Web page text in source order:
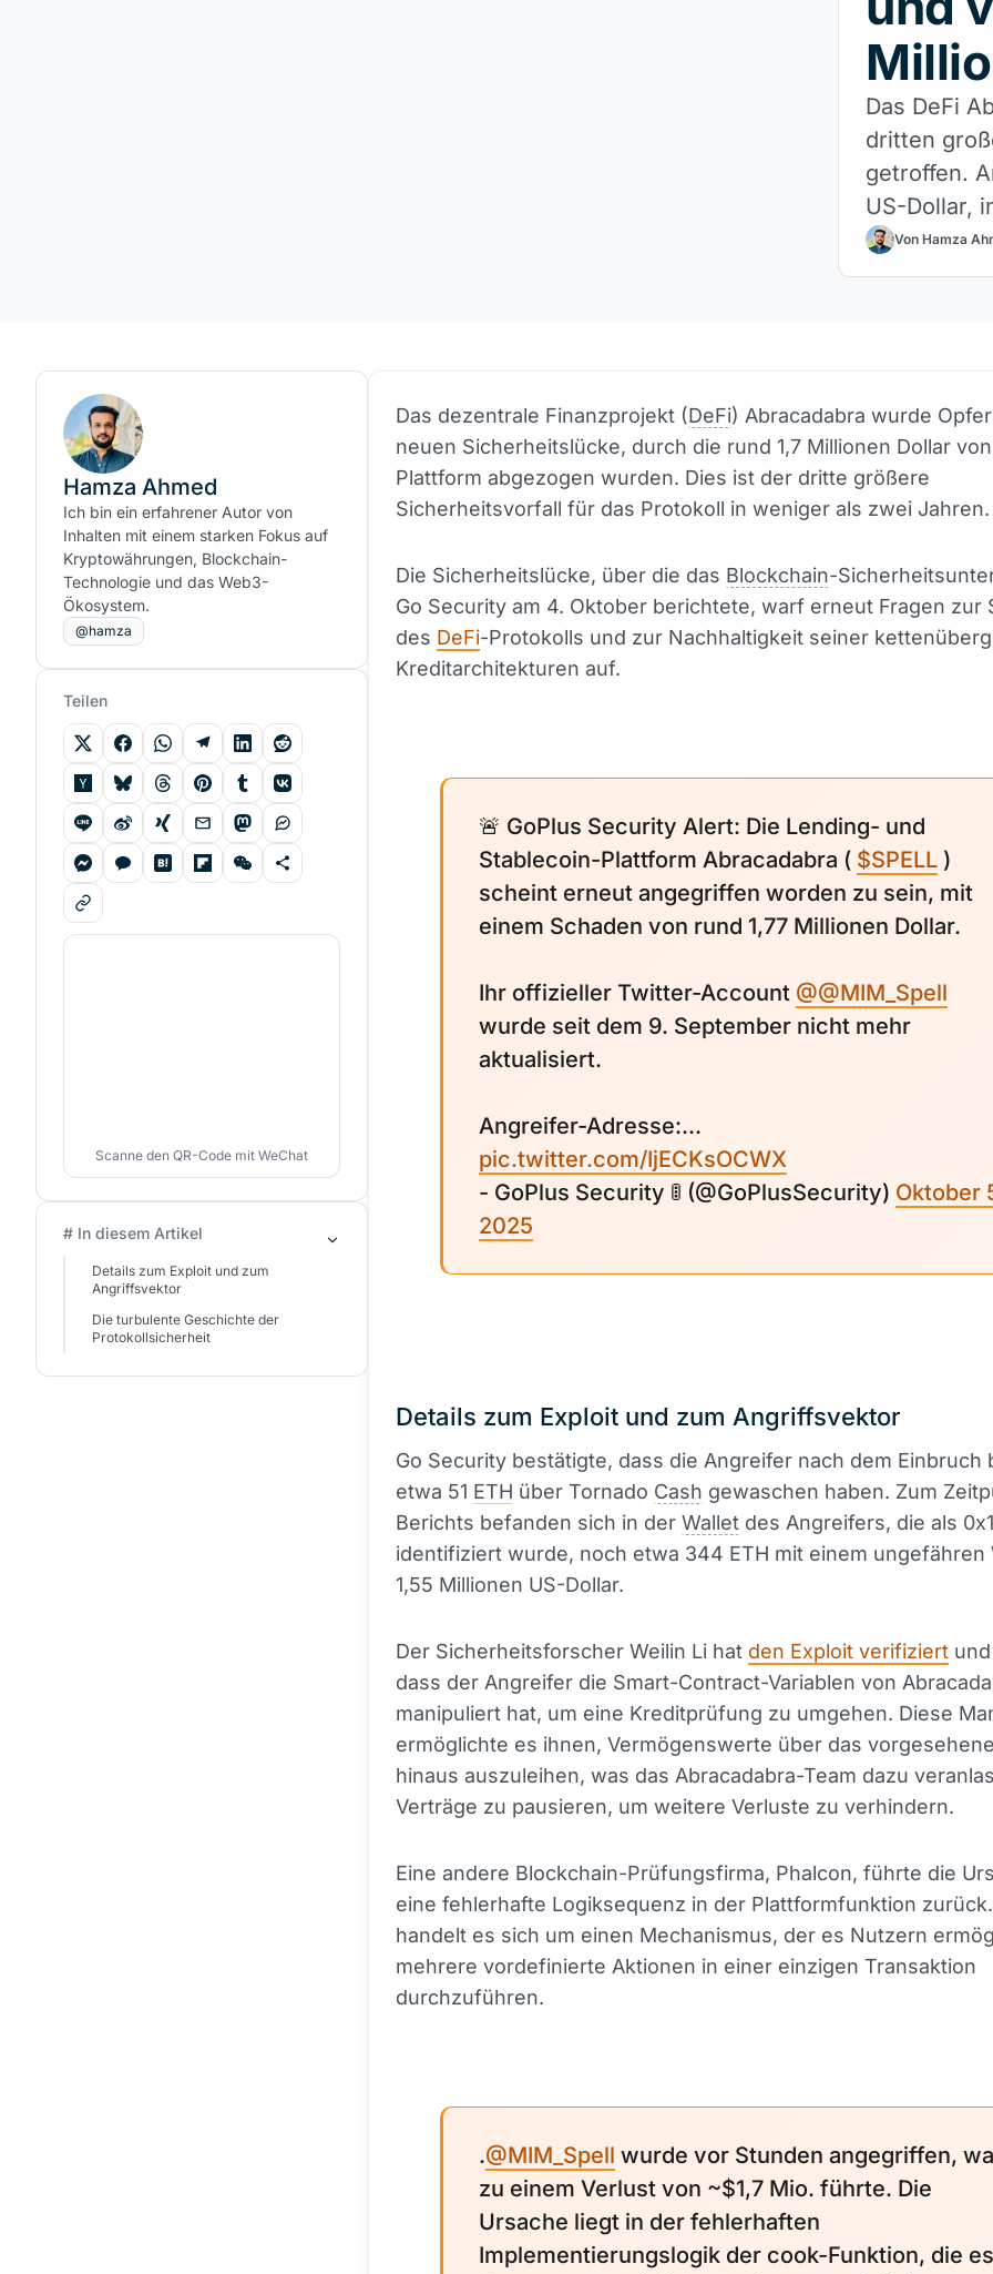
Das DeFi
dritten
getroffen.
US-Dollar,
Contracts
Von Hamza
Das dezentrale Finanzprojekt (DeFi) Abracadabra wurde
neuen Sicherheitslücke, durch die rund 1,7 Millionen Dollar
Plattform abgezogen wurden. Dies ist der dritte größere
Sicherheitsvorfall für das Protokoll in weniger als zwei Jahren.
Die Sicherheitslücke, über die das Blockchain-
Go Security am 4. Oktober berichtete, warf erneut Fragen zur
des DeFi-Protokolls und zur Nachhaltigkeit seiner
Kreditarchitekturen auf.
🚨 GoPlus Security Alert: Die Lending- und
Stablecoin-Plattform Abracadabra ( $SPELL )
scheint erneut angegriffen worden zu sein, mit
einem Schaden von rund 1,77 Millionen Dollar.
Ihr offizieller Twitter-Account @@MIM_Spell
wurde seit dem 9. September nicht mehr
aktualisiert.
Angreifer-Adresse:...
pic.twitter.com/IjECKsOCWX
- GoPlus Security 🚦 (@GoPlusSecurity) Oktober
2025
Details zum Exploit und zum Angriffsvektor
Go Security bestätigte, dass die Angreifer nach dem Einbruch
etwa 51 ETH über Tornado Cash gewaschen haben. Zum
Berichts befanden sich in der Wallet des Angreifers, die als
identifiziert wurde, noch etwa 344 ETH mit einem ungefähren
1,55 Millionen US-Dollar.
Der Sicherheitsforscher Weilin Li hat den Exploit verifiziert
dass der Angreifer die Smart-Contract-Variablen von
manipuliert hat, um eine Kreditprüfung zu umgehen. Diese
ermöglichte es ihnen, Vermögenswerte über das
hinaus auszuleihen, was das Abracadabra-Team dazu
Verträge zu pausieren, um weitere Verluste zu verhindern.
Eine andere Blockchain-Prüfungsfirma, Phalcon, führte die
eine fehlerhafte Logiksequenz in der Plattformfunktion
handelt es sich um einen Mechanismus, der es Nutzern
mehrere vordefinierte Aktionen in einer einzigen Transaktion
durchzuführen.
.@MIM_Spell wurde vor Stunden angegriffen,
zu einem Verlust von ~$1,7 Mio. führte. Die
Ursache liegt in der fehlerhaften
Implementierungslogik der cook-Funktion, die es
Hamza Ahmed
Ich bin ein erfahrener Autor von
Inhalten mit einem starken Fokus auf
Kryptowährungen, Blockchain-
Technologie und das Web3-
Ökosystem.
@hamza
Teilen
Scanne den QR-Code mit WeChat
# In diesem Artikel
Details zum Exploit und zum
Angriffsvektor
Die turbulente Geschichte der
Protokollsicherheit